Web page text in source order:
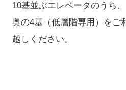
10基並ぶエレベータのうち、
奥の4基（低層階専用）をご
越しください。